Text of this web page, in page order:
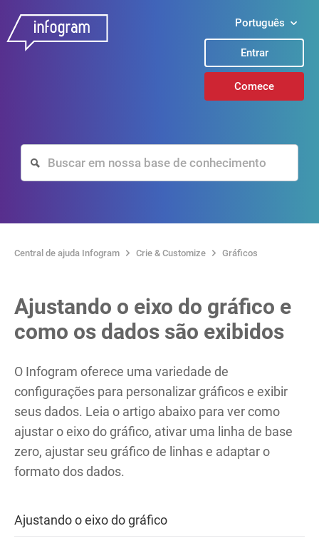
Português
Entrar
Comece
Central de ajuda Infogram Crie & Customize Gráficos
Ajustando o eixo do gráfico e
como os dados são exibidos
O Infogram oferece uma variedade de
configurações para personalizar gráficos e exibir
seus dados. Leia o artigo abaixo para ver como
ajustar o eixo do gráfico, ativar uma linha de base
zero, ajustar seu gráfico de linhas e adaptar o
formato dos dados.
Ajustando o eixo do gráfico